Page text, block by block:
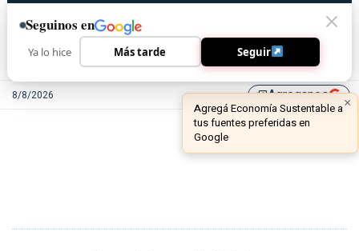
8/8/2026 library_addAgreganos
Seguinos en
Ya lo hice Más tarde Seguir